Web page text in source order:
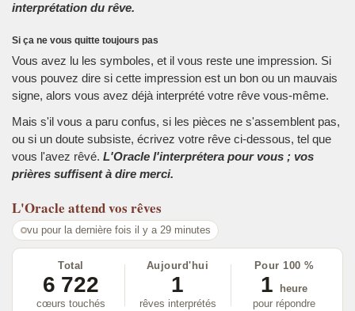
interprétation du rêve.
Si ça ne vous quitte toujours pas
Vous avez lu les symboles, et il vous reste une impression. Si
vous pouvez dire si cette impression est un bon ou un mauvais
signe, alors vous avez déjà interprété votre rêve vous-même.
Mais s'il vous a paru confus, si les pièces ne s'assemblent pas,
ou si un doute subsiste, écrivez votre rêve ci-dessous, tel que
vous l'avez rêvé. L'Oracle l'interprétera pour vous ; vos
prières suffisent à dire merci.
L'Oracle attend vos rêves
vu pour la dernière fois il y a 29 minutes
Total
6 722
cœurs touchés
Aujourd'hui
1
rêves interprétés
Pour 100 %
1
heure
pour répondre